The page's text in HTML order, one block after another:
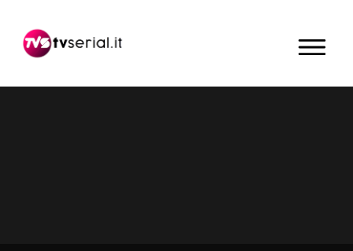
navigazione
contenuto
barra
primaria
MENU